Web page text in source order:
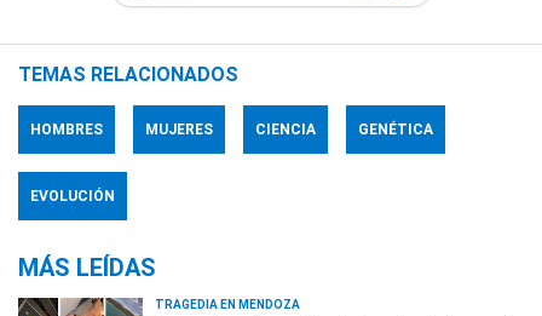
TEMAS RELACIONADOS
HOMBRES MUJERES CIENCIA GENÉTICA
EVOLUCIÓN
MÁS LEÍDAS
TRAGEDIA EN MENDOZA